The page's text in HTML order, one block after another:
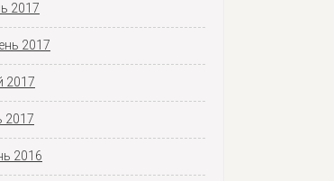
2017
2017
2017
2017
2016